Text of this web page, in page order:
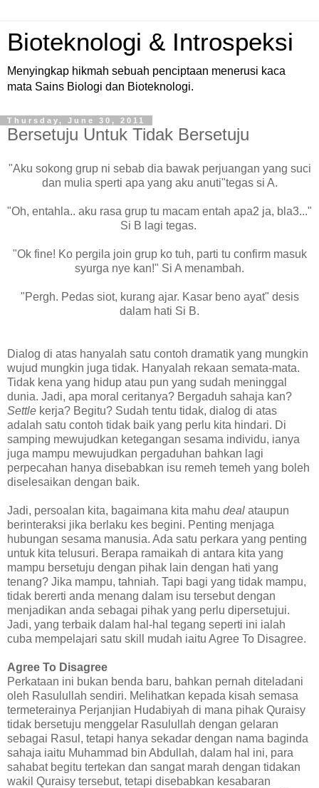
Bioteknologi & Introspeksi
Menyingkap hikmah sebuah penciptaan menerusi kaca
mata Sains Biologi dan Bioteknologi.
Thursday, June 30, 2011
Bersetuju Untuk Tidak Bersetuju
"Aku sokong grup ni sebab dia bawak perjuangan yang suci
dan mulia sperti apa yang aku anuti"tegas si A.
"Oh, entahla.. aku rasa grup tu macam entah apa2 ja, bla3..."
Si B lagi tegas.
"Ok fine! Ko pergila join grup ko tuh, parti tu confirm masuk
syurga nye kan!" Si A menambah.
"Pergh. Pedas siot, kurang ajar. Kasar beno ayat" desis
dalam hati Si B.
Dialog di atas hanyalah satu contoh dramatik yang mungkin
wujud mungkin juga tidak. Hanyalah rekaan semata-mata.
Tidak kena yang hidup atau pun yang sudah meninggal
dunia. Jadi, apa moral ceritanya? Bergaduh sahaja kan?
Settle kerja? Begitu? Sudah tentu tidak, dialog di atas
adalah satu contoh tidak baik yang perlu kita hindari. Di
samping mewujudkan ketegangan sesama individu, ianya
juga mampu mewujudkan pergaduhan bahkan lagi
perpecahan hanya disebabkan isu remeh temeh yang boleh
diselesaikan dengan baik.
Jadi, persoalan kita, bagaimana kita mahu deal ataupun
berinteraksi jika berlaku kes begini. Penting menjaga
hubungan sesama manusia. Ada satu perkara yang penting
untuk kita telusuri. Berapa ramaikah di antara kita yang
mampu bersetuju dengan pihak lain dengan hati yang
tenang? Jika mampu, tahniah. Tapi bagi yang tidak mampu,
tidak bererti anda menang dalam isu tersebut dengan
menjadikan anda sebagai pihak yang perlu dipersetujui.
Jadi, yang terbaik dalam hal-hal tegang seperti ini ialah
cuba mempelajari satu skill mudah iaitu Agree To Disagree.
Agree To Disagree
Perkataan ini bukan benda baru, bahkan pernah diteladani
oleh Rasulullah sendiri. Melihatkan kepada kisah semasa
termeterainya Perjanjian Hudabiyah di mana pihak Quraisy
tidak bersetuju menggelar Rasulullah dengan gelaran
sebagai Rasul, tetapi hanya sekadar dengan nama baginda
sahaja iaitu Muhammad bin Abdullah, dalam hal ini, para
sahabat begitu tertekan dan sangat marah dengan tidakan
wakil Quraisy tersebut, tetapi disebabkan kesabaran